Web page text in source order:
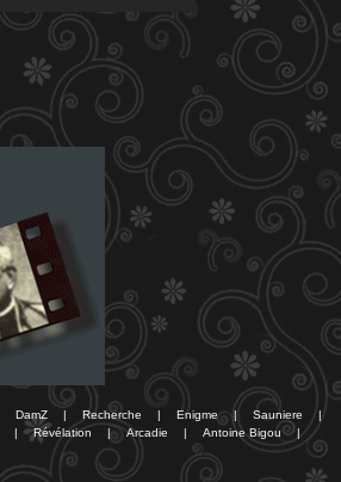
DamZ | Recherche | Enigme | Sauniere
|
| Révélation | Arcadie | Antoine Bigou
|